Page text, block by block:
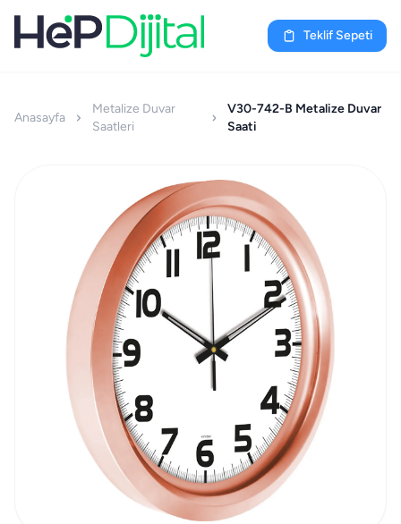
Teklif Sepeti
Anasayfa
Metalize Duvar
Saatleri
V30-742-B Metalize Duvar
Saati